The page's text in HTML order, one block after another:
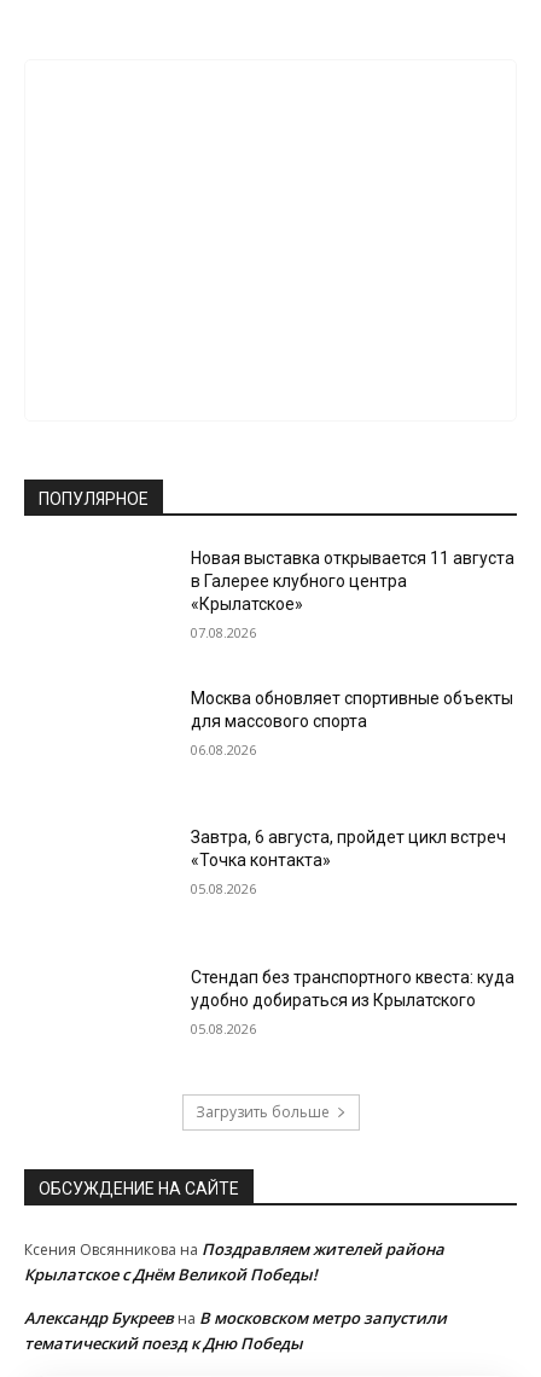
ПОПУЛЯРНОЕ
Новая выставка открывается 11 августа
в Галерее клубного центра
«Крылатское»
07.08.2026
Москва обновляет спортивные объекты
для массового спорта
06.08.2026
Завтра, 6 августа, пройдет цикл встреч
«Точка контакта»
05.08.2026
Стендап без транспортного квеста: куда
удобно добираться из Крылатского
05.08.2026
Загрузить больше
ОБСУЖДЕНИЕ НА САЙТЕ
Ксения Овсянникова на Поздравляем жителей района
Крылатское с Днём Великой Победы!
Александр Букреевна В московском метро запустили
тематический поезд к Дню Победы